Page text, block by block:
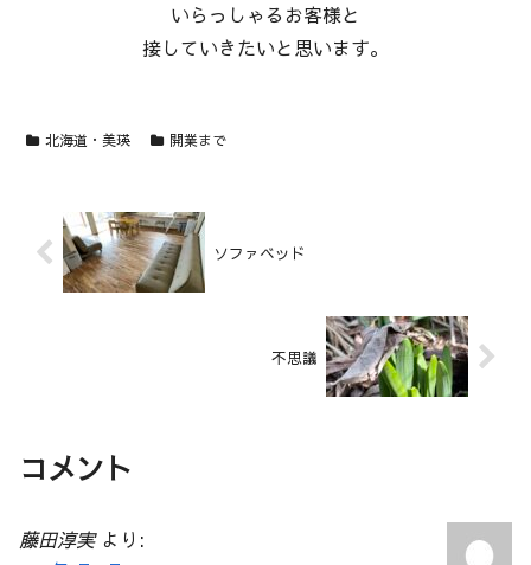
いらっしゃるお客様と
接していきたいと思います。
北海道・美瑛 開業まで
ソファベッド
不思議
コメント
藤田淳実 より: